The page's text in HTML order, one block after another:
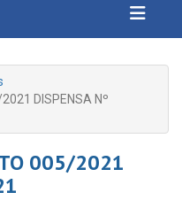
DISPENSA Nº
005/2021